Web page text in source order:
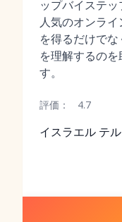
ップバイステ
人気のオンラ
を得るだけで
を理解するの
す。
評価： 4.7
イスラエル テ